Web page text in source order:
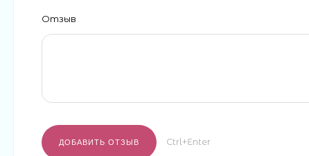
Отзыв
Ctrl+Enter